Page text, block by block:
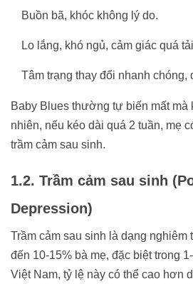
Buồn bã, khóc không lý do.
Lo lắng, khó ngủ, cảm giác quá
Tâm trạng thay đổi nhanh chóng,
Baby Blues thường tự biến mất mà
nhiên, nếu kéo dài quá 2 tuần, mẹ
trầm cảm sau sinh.
1.2. Trầm cảm sau sinh
Depression)
Trầm cảm sau sinh là dạng
đến 10-15% bà mẹ, đặc biệt trong
Việt Nam, tỷ lệ này có thể cao hơn